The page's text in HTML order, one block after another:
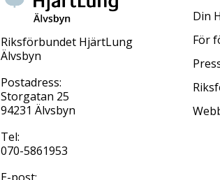
Riksförbundet HjärtLung
Älvsbyn
Postadress:
Storgatan 25
94231 Älvsbyn
Tel:
070-5861953
Din
För